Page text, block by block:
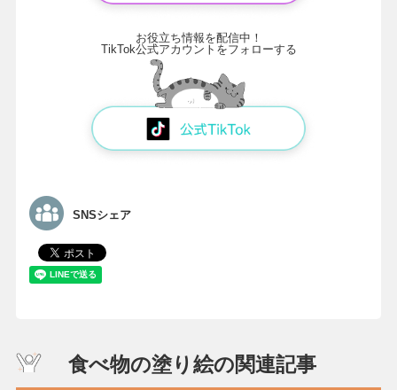
お役立ち情報を配信中！
TikTok公式アカウントをフォローする
SNSシェア
食べ物の塗り絵の関連記事